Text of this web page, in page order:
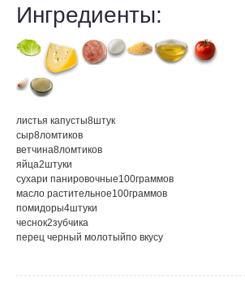
Ингредиенты:
листья капусты8штук
сыр8ломтиков
ветчина8ломтиков
яйца2штуки
сухари панировочные100граммов
масло растительное100граммов
помидоры4штуки
чеснок2зубчика
перец черный молотыйпо вкусу